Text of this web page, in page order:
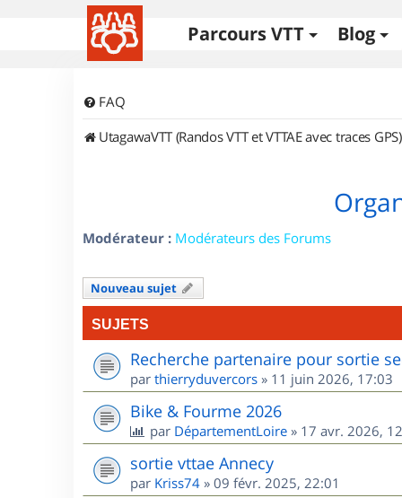
Parcours VTT Blog
FAQ
UtagawaVTT (Randos VTT et VTTAE avec traces GPS)
Modérateur : Modérateurs des Forums
Nouveau sujet
SUJETS
Recherche partenaire pour sortie
par thierryduvercors » 11 juin 2026, 17:03
Bike & Fourme 2026
par DépartementLoire » 17 avr. 2026,
sortie vttae Annecy
par Kriss74 » 09 févr. 2025, 22:01